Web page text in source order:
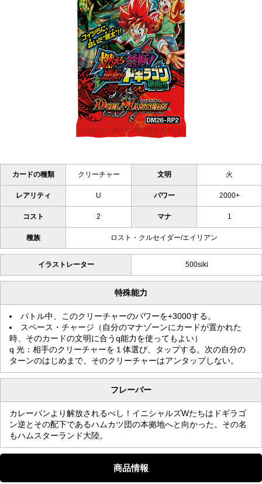
カードの種類 クリーチャー 文明 火
レアリティ U パワー 2000+
コスト 2 マナ 1
種族 ロスト・クルセイダー/エイリアン
イラストレーター 500siki
特殊能力
バトル中、このクリーチャーのパワーを+3000する。
スペース・チャージ（自分のマナゾーンにカードが置かれた
時、そのカードの文明に合うq能力を使ってもよい）
q 光：相手のクリーチャーを１体選び、タップする。次の自分の
ターンのはじめまで、そのクリーチャーはアンタップしない。
フレーバー
カレーパンより解放されるべし！イニシャルズWたちはドギラゴ
ン逆とその配下であるハムカツ団の本拠地へと向かった。その名
もハムスターランド大陸。
商品情報